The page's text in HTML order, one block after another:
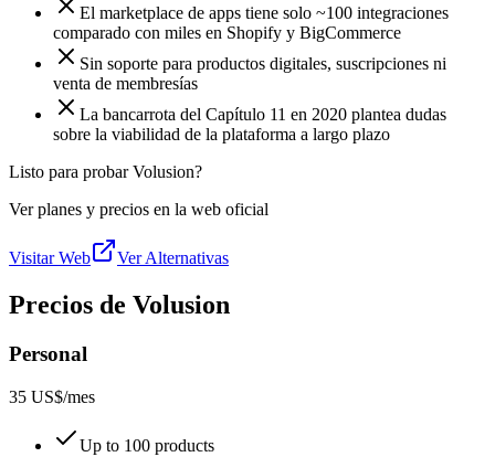
El marketplace de apps tiene solo ~100 integraciones
comparado con miles en Shopify y BigCommerce
Sin soporte para productos digitales, suscripciones ni
venta de membresías
La bancarrota del Capítulo 11 en 2020 plantea dudas
sobre la viabilidad de la plataforma a largo plazo
Listo para probar Volusion?
Ver planes y precios en la web oficial
Visitar Web Ver Alternativas
Precios de Volusion
Personal
35 US$/mes
Up to 100 products